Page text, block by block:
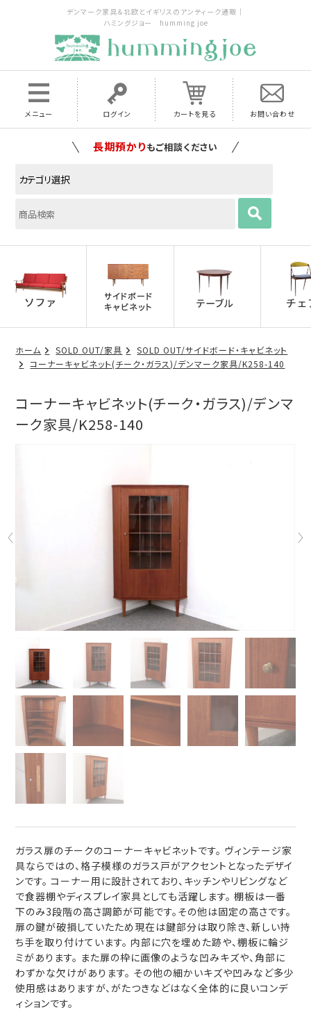
デンマーク家具＆北欧とイギリスのアンティーク通販｜
ハミングジョー humming joe
メニュー ログイン カートを見る お問い合わせ
家具の配送料は全国当店で負担いたします
ホーム SOLD OUT/家具
SOLD OUT/サイドボード・キャビネット
コーナーキャビネット(チーク・ガラス)/デンマーク家具/K258-140
コーナーキャビネット(チーク・ガラス)/デンマ
ーク家具/K258-140
ガラス扉のチークのコーナーキャビネットです。 ヴィンテージ家
具ならではの、格子模様のガラス戸がアクセントとなったデザイ
ンです。 コーナー用に設計されており、キッチンやリビングなど
で食器棚やディスプレイ家具としても活躍します。 棚板は一番
下のみ3段階の高さ調節が可能です。その他は固定の高さです。
扉の鍵が破損していたため現在は鍵部分は取り除き、新しい持
ち手を取り付けています。 内部に穴を埋めた跡や、棚板に輪ジ
ミがあります。 また扉の枠に画像のような凹みキズや、角部に
わずかな欠けがあります。 その他の細かいキズや凹みなど多少
使用感はありますが、がたつきなどはなく全体的に良いコンデ
ィションです。